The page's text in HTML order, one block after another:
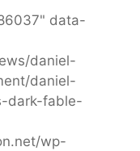
data-
daniel-
daniel-
dark-fable-
wp-